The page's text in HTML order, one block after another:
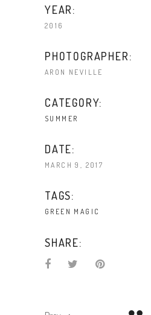
YEAR:
2016
PHOTOGRAPHER:
ARON NEVILLE
CATEGORY:
SUMMER
DATE:
MARCH 9, 2017
TAGS:
GREEN MAGIC
SHARE: